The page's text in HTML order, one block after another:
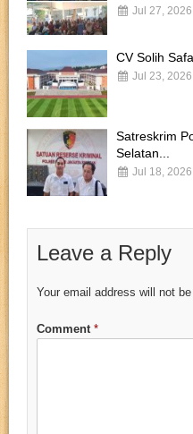
Jul 27, 2026
CV Solih
Jul 23, 2026
Satreskrim
Selatan...
Jul 18, 2026
Leave a Reply
Your email address will not be
Comment *